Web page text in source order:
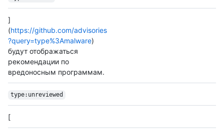
]
(https://github.com/advisories
?query=type%3Amalware)
будут отображаться
рекомендации по
вредоносным программам.
type:unreviewed
[